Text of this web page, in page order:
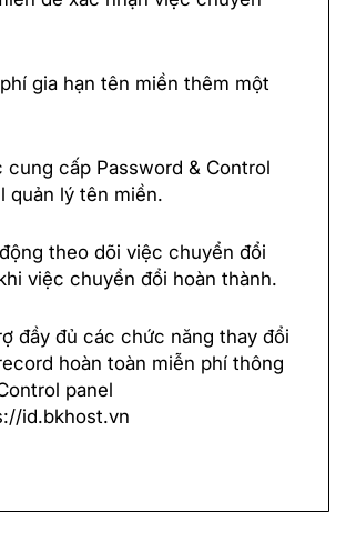
gia hạn tên miền thêm một
cung cấp Password & Control
quản lý tên miền.
theo dõi việc chuyển đổi
việc chuyển đổi hoàn thành.
đầy đủ các chức năng thay đổi
hoàn toàn miễn phí thông
panel
id.bkhost.vn